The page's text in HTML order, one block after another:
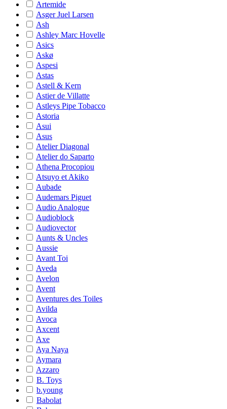
Artemide
Asger Juel Larsen
Ash
Ashley Marc Hovelle
Asics
Askø
Aspesi
Astas
Astell & Kern
Astier de Villatte
Astleys Pipe Tobacco
Astoria
Asui
Asus
Atelier Diagonal
Atelier do Saparto
Athena Procopiou
Atsuyo et Akiko
Aubade
Audemars Piguet
Audio Analogue
Audioblock
Audiovector
Aunts & Uncles
Aussie
Avant Toi
Aveda
Avelon
Avent
Aventures des Toiles
Avilda
Avoca
Axcent
Axe
Aya Naya
Aymara
Azzaro
B. Toys
b.young
Babolat